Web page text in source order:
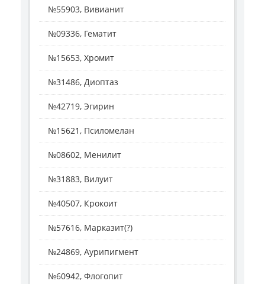
№55903, Вивианит
№09336, Гематит
№15653, Хромит
№31486, Диоптаз
№42719, Эгирин
№15621, Псиломелан
№08602, Менилит
№31883, Вилуит
№40507, Крокоит
№57616, Марказит(?)
№24869, Аурипигмент
№60942, Флогопит